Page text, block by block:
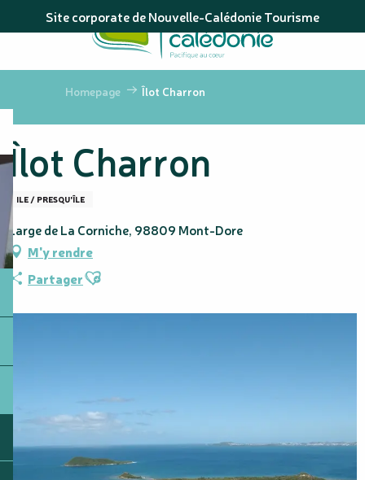
au
principal
Site corporate de Nouvelle-Calédonie Tourisme
Homepage Îlot Charron
Îlot Charron
ILE / PRESQU'ÎLE
Large de La Corniche, 98809 Mont-Dore
M'y rendre
PartagerAjouter aux favoris